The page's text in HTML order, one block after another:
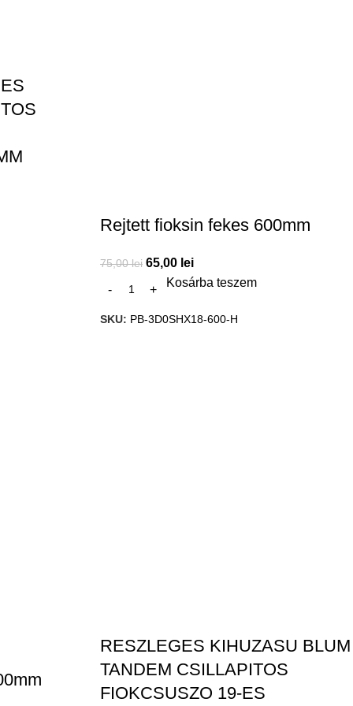
Rejtett fioksin fekes 600mm
75,00lei 65,00 lei
Kosárba teszem
SKU: PB-3D0SHX18-600-H
RESZLEGES KIHUZASU BLUM
TANDEM CSILLAPITOS
FIOKCSUSZO 19-ES